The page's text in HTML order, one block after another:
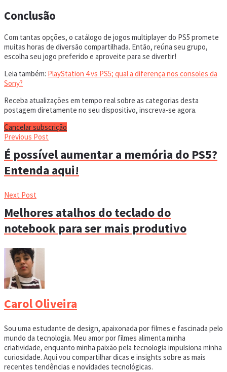
Conclusão
Com tantas opções, o catálogo de jogos multiplayer do PS5 promete
muitas horas de diversão compartilhada. Então, reúna seu grupo,
escolha seu jogo preferido e aproveite para se divertir!
Leia também: PlayStation 4 vs PS5; qual a diferença nos consoles da
Sony?
Receba atualizações em tempo real sobre as categorias desta
postagem diretamente no seu dispositivo, inscreva-se agora.
Cancelar subscrição
Previous Post
É possível aumentar a memória do PS5?
Entenda aqui!
Next Post
Melhores atalhos do teclado do
notebook para ser mais produtivo
Carol Oliveira
Sou uma estudante de design, apaixonada por filmes e fascinada pelo
mundo da tecnologia. Meu amor por filmes alimenta minha
criatividade, enquanto minha paixão pela tecnologia impulsiona minha
curiosidade. Aqui vou compartilhar dicas e insights sobre as mais
recentes tendências e novidades tecnológicas.